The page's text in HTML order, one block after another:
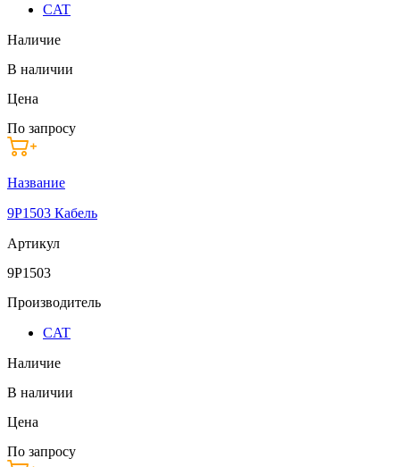
CAT
Наличие
В наличии
Цена
По запросу
Название
9P1503 Кабель
Артикул
9P1503
Производитель
CAT
Наличие
В наличии
Цена
По запросу